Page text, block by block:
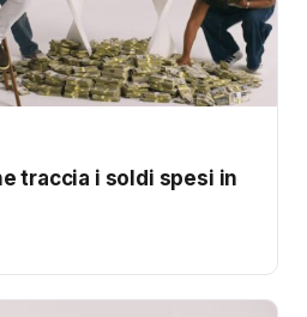
traccia i soldi spesi in